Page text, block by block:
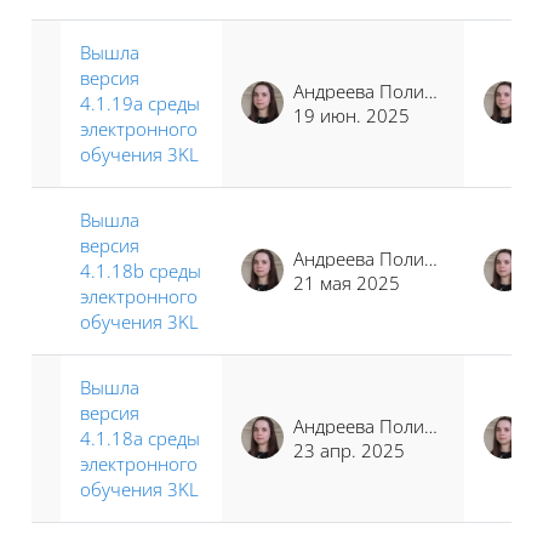
Вышла
версия
4.1.19a среды
электронного
обучения 3KL
Андреева Полина Иосифовна
19 июн. 2025
Вышла
версия
4.1.18b среды
электронного
обучения 3KL
Андреева Полина Иосифовна
21 мая 2025
Вышла
версия
4.1.18a среды
электронного
обучения 3KL
Андреева Полина Иосифовна
23 апр. 2025